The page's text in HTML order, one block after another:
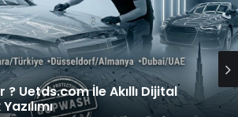
? Uetds.com İle Akıllı Dijital